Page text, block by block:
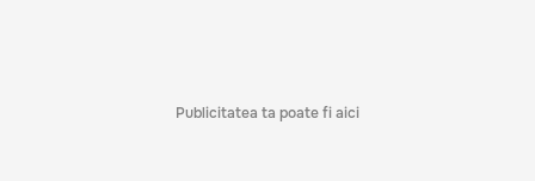
Publicitatea ta poate fi aici